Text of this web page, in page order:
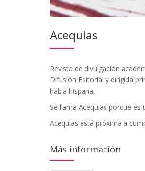
Acequias
Revista de divulgación
Difusión Editorial y dirigida
habla hispana.
Se llama Acequias porque
Acequias está próxima a
Más información